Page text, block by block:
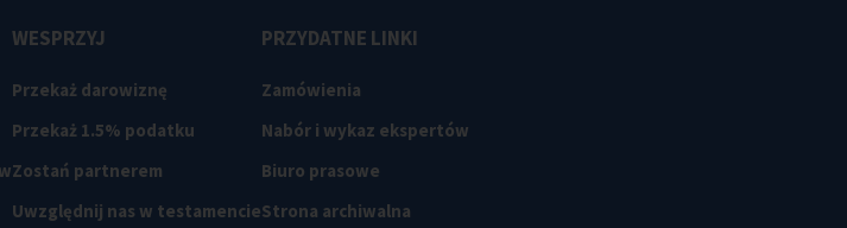
WESPRZYJ
Przekaż darowiznę
Przekaż 1.5% podatku
Zostań partnerem
Uwzględnij nas w testamencie
PRZYDATNE LINKI
Zamówienia
Nabór i wykaz ekspertów
Biuro prasowe
Strona archiwalna